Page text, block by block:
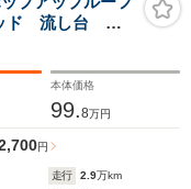
ド 流し台 サ
TV CD
本体価格
99.8万円
円
走行 2.9万km